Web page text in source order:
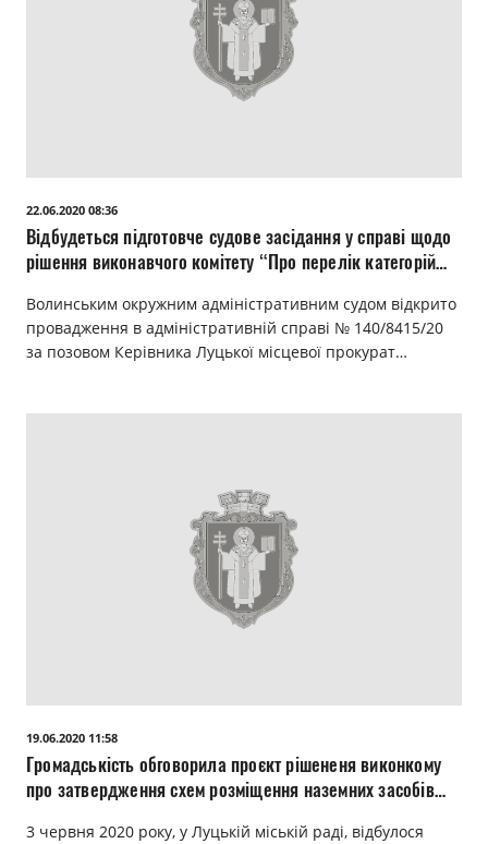
22.06.2020 08:36
Відбудеться підготовче судове засідання у справі щодо
рішення виконавчого комітету “Про перелік категорій
при здійсненні перевезень пасажирів громадс
Волинським окружним адміністративним судом відкрито
провадження в адміністративній справі № 140/8415/20
за позовом Керівника Луцької місцевої прокурат…
19.06.2020 11:58
Громадськість обговорила проєкт рішененя виконкому
про затвердження схем розміщення наземних засобів
3 червня 2020 року, у Луцькій міській раді, відбулося